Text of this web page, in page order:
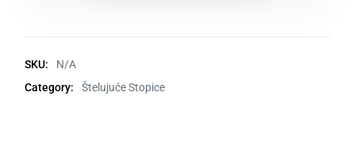
SKU:
N/A
Category:
Štelujuće Stopice